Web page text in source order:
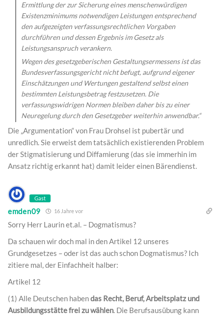
Ermittlung der zur Sicherung eines menschenwürdigen
Existenzminimums notwendigen Leistungen entsprechend
den aufgezeigten verfassungsrechtlichen Vorgaben
durchführen und dessen Ergebnis im Gesetz als
Leistungsanspruch verankern.
Wegen des gesetzgeberischen Gestaltungsermessens ist das
Bundesverfassungsgericht nicht befugt, aufgrund eigener
Einschätzungen und Wertungen gestaltend selbst einen
bestimmten Leistungsbetrag festzusetzen. Die
verfassungswidrigen Normen bleiben daher bis zu einer
Neuregelung durch den Gesetzgeber weiterhin anwendbar.“
Die „Argumentation“ von Frau Drohsel ist pubertär und
unredlich. Sie erweist dem tatsächlich existierenden Problem
der Stigmatisierung und Diffamierung (das sie immerhin im
Ansatz richtig erkannt hat) damit leider einen Bärendienst.
Gast
emden09 16 Jahre vor
Sorry Herr Laurin et.al. – Dogmatismus?
Da schauen wir doch mal in den Artikel 12 unseres
Grundgesetzes – oder ist das auch schon Dogmatismus? Ich
zitiere mal, der Einfachheit halber:
Artikel 12
(1) Alle Deutschen habendas Recht, Beruf, Arbeitsplatz und
Ausbildungsstätte frei zu wählen. Die Berufsausübung kann